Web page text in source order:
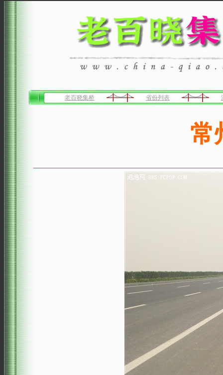
老百晓集桥 省份列表
常